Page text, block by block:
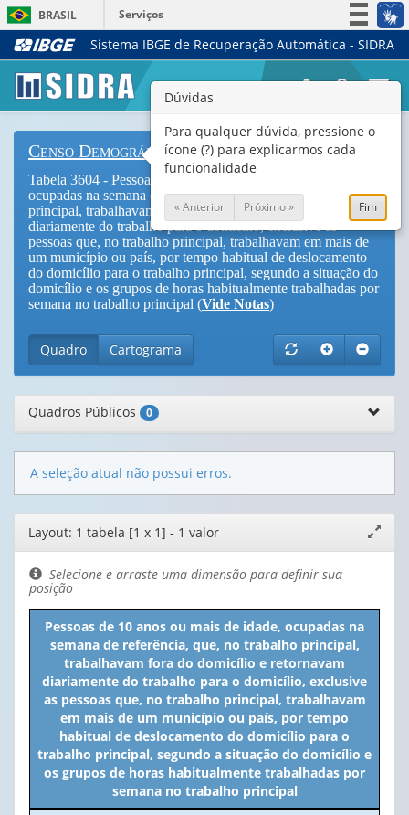
BRASIL
Serviços
Simplifique!
Legislação
Canais
Sistema IBGE de Recuperação Automática - SIDRA
Censo Demográfico
Tabela 3604 - Pessoas de 10 anos ou mais de idade,
ocupadas na semana de referência, que, no trabalho
principal, trabalhavam fora do domicílio e retornavam
diariamente do trabalho para o domicílio, exclusive as
pessoas que, no trabalho principal, trabalhavam em mais de
um município ou país, por tempo habitual de deslocamento
do domicílio para o trabalho principal, segundo a situação do
domicílio e os grupos de horas habitualmente trabalhadas por
semana no trabalho principal (Vide Notas)
Quadro Cartograma
Quadros Públicos 0
A seleção atual não possui erros.
Editor
de
layout
janela
Layout: 1 tabela [1 x 1] - 1 valor
Selecione e arraste uma dimensão para definir sua
posição
Pessoas de 10 anos ou mais de idade, ocupadas na
semana de referência, que, no trabalho principal,
trabalhavam fora do domicílio e retornavam
diariamente do trabalho para o domicílio, exclusive
as pessoas que, no trabalho principal, trabalhavam
em mais de um município ou país, por tempo
habitual de deslocamento do domicílio para o
trabalho principal, segundo a situação do domicílio e
os grupos de horas habitualmente trabalhadas por
semana no trabalho principal
Dúvidas
Para qualquer dúvida, pressione o
ícone (?) para explicarmos cada
funcionalidade
« Anterior Próximo » Fim